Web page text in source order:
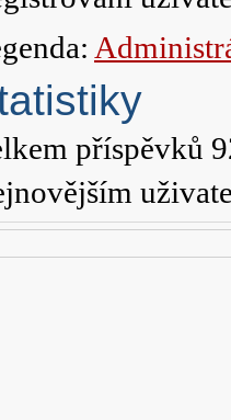
příspěvků